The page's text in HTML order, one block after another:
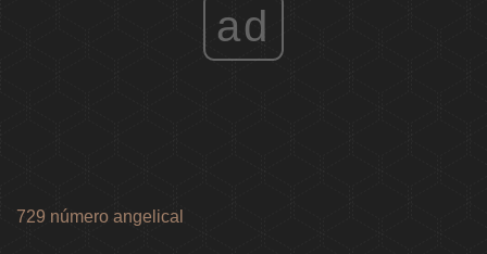
ad
729 número angelical